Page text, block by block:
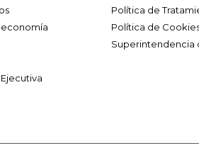
Política de
Política de
Superintendencia